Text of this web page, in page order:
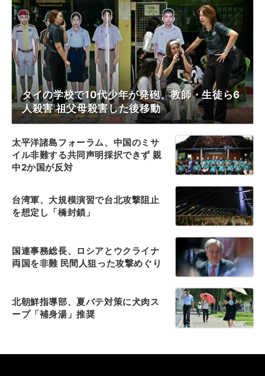
タイの学校で10代少年が発砲、教師・生徒ら6
人殺害 祖父母殺害した後移動
太平洋諸島フォーラム、中国のミサ
イル非難する共同声明採択できず 親
中2か国が反対
台湾軍、大規模演習で台北攻撃阻止
を想定し「橋封鎖」
国連事務総長、ロシアとウクライナ
両国を非難 民間人狙った攻撃めぐり
北朝鮮指導部、夏バテ対策に犬肉ス
ープ「補身湯」推奨